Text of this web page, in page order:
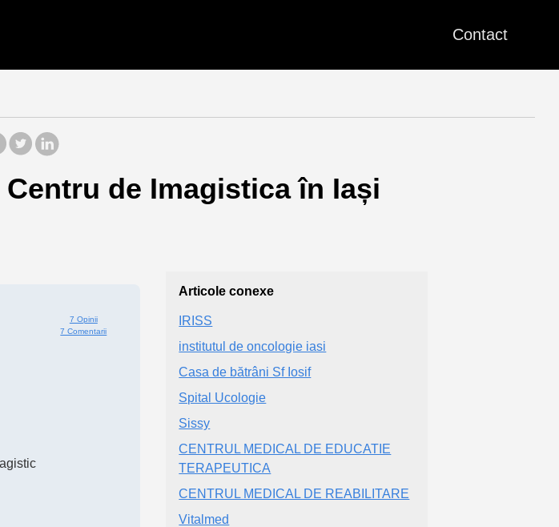
Contact
de Imagistica în Iași
7 Opinii
7 Comentarii
Articole conexe
IRISS
institutul de oncologie iasi
Casa de bătrâni Sf Iosif
Spital Ucologie
Sissy
CENTRUL MEDICAL DE EDUCATIE
TERAPEUTICA
CENTRUL MEDICAL DE REABILITARE
Vitalmed